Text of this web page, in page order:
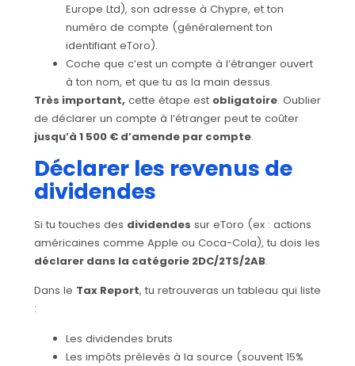
Europe Ltd), son adresse à Chypre, et ton
numéro de compte (généralement ton
identifiant eToro).
Coche que c’est un compte à l’étranger ouvert
à ton nom, et que tu as la main dessus.
Très important,cette étape est obligatoire. Oublier
de déclarer un compte à l’étranger peut te coûter
jusqu’à 1 500 € d’amende par compte.
Déclarer les revenus de
dividendes
Si tu touches des dividendes sur eToro (ex : actions
américaines comme Apple ou Coca-Cola), tu dois les
déclarer dans la catégorie 2DC/2TS/2AB.
Dans le Tax Report, tu retrouveras un tableau qui liste
:
Les dividendes bruts
Les impôts prélevés à la source (souvent 15%